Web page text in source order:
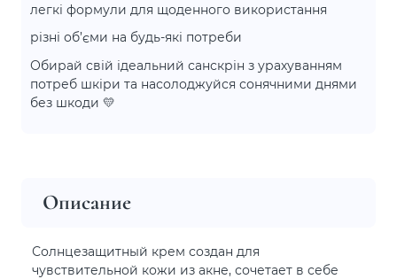
легкі формули для щоденного використання
різні об’єми на будь-які потреби
Обирай свій ідеальний санскрін з урахуванням
потреб шкіри та насолоджуйся сонячними днями
без шкоди 💛
Описание
Солнцезащитный крем создан для
чувствительной кожи из акне, сочетает в себе